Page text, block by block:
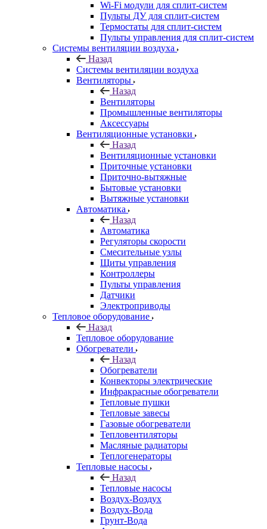
Wi-Fi модули для сплит-систем
Пульты ДУ для сплит-систем
Термостаты для сплит-систем
Пульты управления для сплит-систем
Системы вентиляции воздуха
Назад
Системы вентиляции воздуха
Вентиляторы
Назад
Вентиляторы
Промышленные вентиляторы
Аксессуары
Вентиляционные установки
Назад
Вентиляционные установки
Приточные установки
Приточно-вытяжные
Бытовые установки
Вытяжные установки
Автоматика
Назад
Автоматика
Регуляторы скорости
Смесительные узлы
Щиты управления
Контроллеры
Пульты управления
Датчики
Электроприводы
Тепловое оборудование
Назад
Тепловое оборудование
Обогреватели
Назад
Обогреватели
Конвекторы электрические
Инфракрасные обогреватели
Тепловые пушки
Тепловые завесы
Газовые обогреватели
Тепловентиляторы
Масляные радиаторы
Теплогенераторы
Тепловые насосы
Назад
Тепловые насосы
Воздух-Воздух
Воздух-Вода
Грунт-Вода